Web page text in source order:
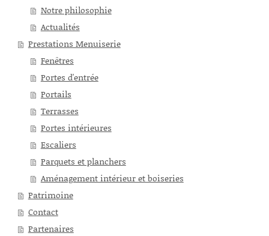
Notre philosophie
Actualités
Prestations Menuiserie
Fenêtres
Portes d'entrée
Portails
Terrasses
Portes intérieures
Escaliers
Parquets et planchers
Aménagement intérieur et boiseries
Patrimoine
Contact
Partenaires